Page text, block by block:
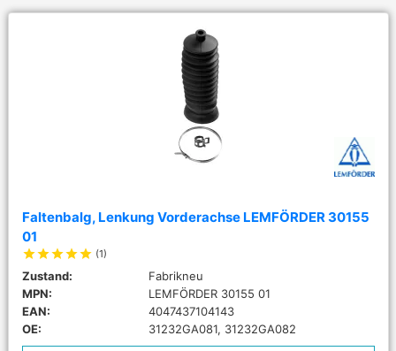
Faltenbalg, Lenkung Vorderachse LEMFÖRDER 30155
01
starstarstarstarstar (1)
Zustand:
Fabrikneu
MPN:
LEMFÖRDER 30155 01
EAN:
4047437104143
OE:
31232GA081, 31232GA082